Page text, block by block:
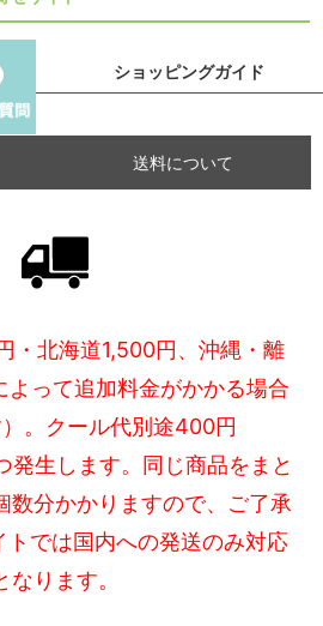
ショッピングガイド
送料について
・北海道1,500円、沖縄・離
って追加料金がかかる場合
。クール代別途400円
発生します。同じ商品をまと
数分かかりますので、ご了承
トでは国内への発送のみ対応
なります。